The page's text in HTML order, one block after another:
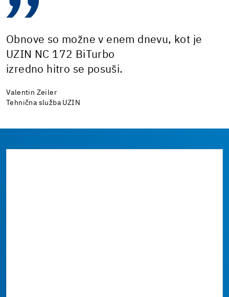
Obnove so možne v enem dnevu, kot je
UZIN NC 172 BiTurbo
izredno hitro se posuši.
Valentin Zeiler
Tehnična služba UZIN